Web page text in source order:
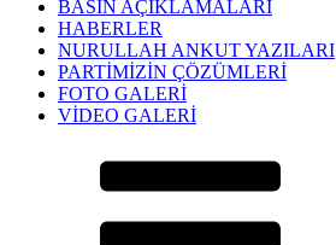
BASIN AÇIKLAMALARI
HABERLER
NURULLAH ANKUT YAZILARI
PARTİMİZİN ÇÖZÜMLERİ
FOTO GALERİ
VİDEO GALERİ